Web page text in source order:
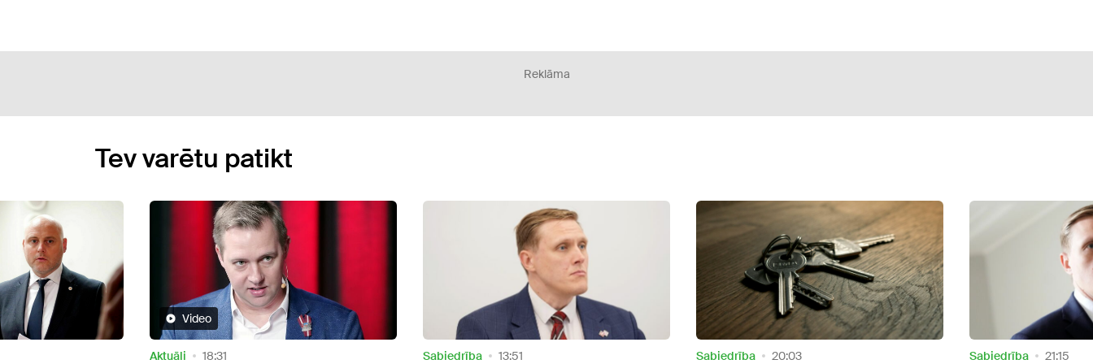
Reklāma
Tev varētu patikt
Sabiedrība 13:51 Sabiedrība 20:03 Sabiedrība 21:15 Aktuāli 13:58